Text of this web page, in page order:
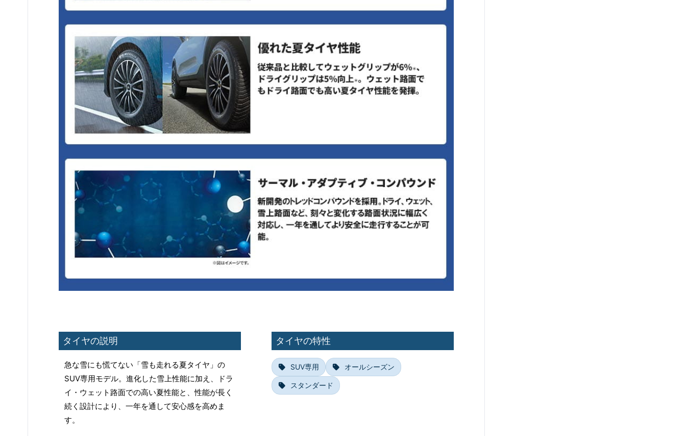
タイヤの説明
急な雪にも慌てない「雪も走れる夏タイヤ」の
SUV専用モデル。進化した雪上性能に加え、ドラ
イ・ウェット路面での高い夏性能と、性能が長く
続く設計により、一年を通して安心感を高めま
す。
タイヤの特性
SUV専用 オールシーズン
スタンダード